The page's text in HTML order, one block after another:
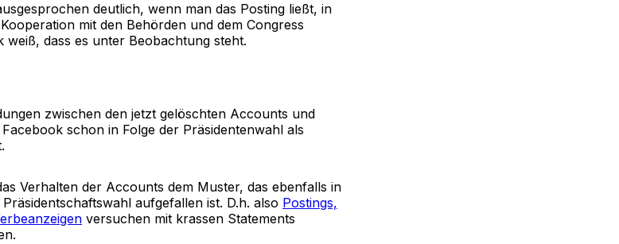
deutlich, wenn man das Posting ließt, in
mit den Behörden und dem Congress
dass es unter Beobachtung steht.
zwischen den jetzt gelöschten Accounts und
schon in Folge der Präsidentenwahl als
Verhalten der Accounts dem Muster, das ebenfalls in
aufgefallen ist. D.h. also Postings,
versuchen mit krassen Statements